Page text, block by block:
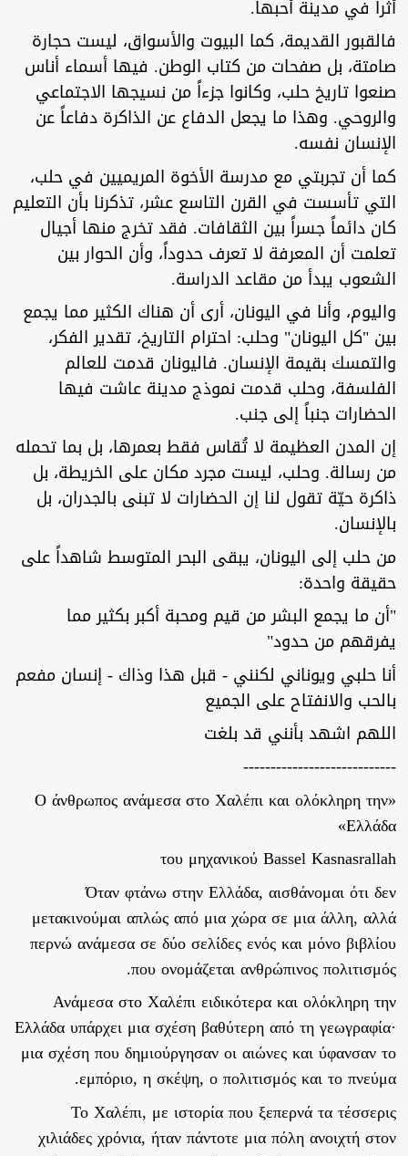
أثراً في مدينة أحبها.
فالقبور القديمة، كما البيوت والأسواق، ليست حجارة
صامتة، بل صفحات من كتاب الوطن. فيها أسماء أناس
صنعوا تاريخ حلب، وكانوا جزءاً من نسيجها الاجتماعي
والروحي. وهذا ما يجعل الدفاع عن الذاكرة دفاعاً عن
الإنسان نفسه.
كما أن تجربتي مع مدرسة الأخوة المريميين في حلب،
التي تأسست في القرن التاسع عشر، تذكرنا بأن التعليم
كان دائماً جسراً بين الثقافات. فقد تخرج منها أجيال
تعلمت أن المعرفة لا تعرف حدوداً، وأن الحوار بين
الشعوب يبدأ من مقاعد الدراسة.
واليوم، وأنا في اليونان، أرى أن هناك الكثير مما يجمع
بين "كل اليونان" وحلب: احترام التاريخ، تقدير الفكر،
والتمسك بقيمة الإنسان. فاليونان قدمت للعالم
الفلسفة، وحلب قدمت نموذج مدينة عاشت فيها
الحضارات جنباً إلى جنب.
إن المدن العظيمة لا تُقاس فقط بعمرها، بل بما تحمله
من رسالة. وحلب، ليست مجرد مكان على الخريطة، بل
ذاكرة حيّة تقول لنا إن الحضارات لا تبنى بالجدران، بل
بالإنسان.
من حلب إلى اليونان، يبقى البحر المتوسط شاهداً على
حقيقة واحدة:
"أن ما يجمع البشر من قيم ومحبة أكبر بكثير مما
يفرقهم من حدود"
أنا حلبي ويوناني لكنني - قبل هذا وذاك - إنسان مفعم
بالحب والانفتاح على الجميع
اللهم اشهد بأنني قد بلغت
----------------------------
«Ο άνθρωπος ανάμεσα στο Χαλέπι και ολόκληρη την
Ελλάδα»
του μηχανικού Bassel Kasnasrallah
Όταν φτάνω στην Ελλάδα, αισθάνομαι ότι δεν
μετακινούμαι απλώς από μια χώρα σε μια άλλη, αλλά
περνώ ανάμεσα σε δύο σελίδες ενός και μόνο βιβλίου
που ονομάζεται ανθρώπινος πολιτισμός.
Ανάμεσα στο Χαλέπι ειδικότερα και ολόκληρη την
Ελλάδα υπάρχει μια σχέση βαθύτερη από τη γεωγραφία·
μια σχέση που δημιούργησαν οι αιώνες και ύφανσαν το
εμπόριο, η σκέψη, ο πολιτισμός και το πνεύμα.
Το Χαλέπι, με ιστορία που ξεπερνά τα τέσσερις
χιλιάδες χρόνια, ήταν πάντοτε μια πόλη ανοιχτή στον